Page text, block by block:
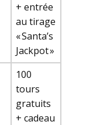
+ entrée
au tirage
« Santa’s
Jackpot »
100
tours
gratuits
+ cadeau